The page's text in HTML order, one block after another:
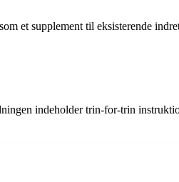
et supplement til eksisterende
indeholder trin-for-trin